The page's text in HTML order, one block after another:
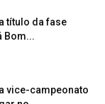
título da fase
Bom...
vice-campeonato